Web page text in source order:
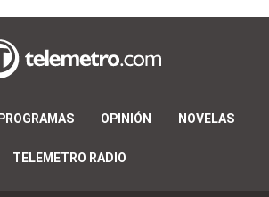
PROGRAMAS OPINIÓN NOVELAS
TELEMETRO RADIO